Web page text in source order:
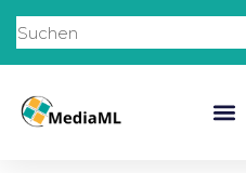
Zum
Inhalt
springen
Suche
Übungsheft
für
Einsteiger
mit